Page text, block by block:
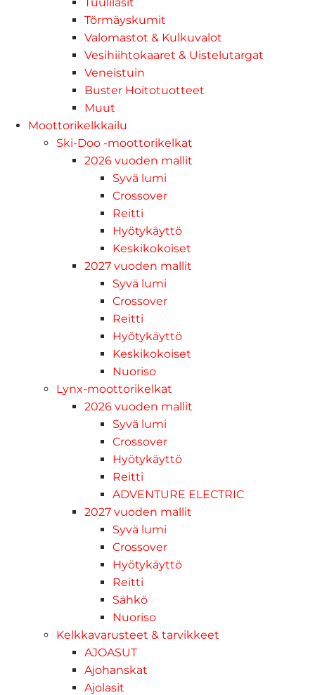
Törmäyskumit
Valomastot & Kulkuvalot
Vesihiihtokaaret & Uistelutargat
Veneistuin
Buster Hoitotuotteet
Muut
Moottorikelkkailu
Ski-Doo -moottorikelkat
2026 vuoden mallit
Syvä lumi
Crossover
Reitti
Hyötykäyttö
Keskikokoiset
2027 vuoden mallit
Syvä lumi
Crossover
Reitti
Hyötykäyttö
Keskikokoiset
Nuoriso
Lynx-moottorikelkat
2026 vuoden mallit
Syvä lumi
Crossover
Hyötykäyttö
Reitti
ADVENTURE ELECTRIC
2027 vuoden mallit
Syvä lumi
Crossover
Hyötykäyttö
Reitti
Sähkö
Nuoriso
Kelkkavarusteet & tarvikkeet
AJOASUT
Ajohanskat
Ajolasit